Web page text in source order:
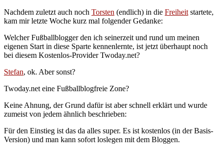
Nachdem zuletzt auch noch Torsten (endlich) in die Freiheit startete,
kam mir letzte Woche kurz mal folgender Gedanke:
Welcher Fußballblogger den ich seinerzeit und rund um meinen
eigenen Start in diese Sparte kennenlernte, ist jetzt überhaupt noch
bei diesem Kostenlos-Provider Twoday.net?
Stefan, ok. Aber sonst?
Twoday.net eine Fußballblogfreie Zone?
Keine Ahnung, der Grund dafür ist aber schnell erklärt und wurde
zumeist von jedem ähnlich beschrieben:
Für den Einstieg ist das da alles super. Es ist kostenlos (in der Basis-
Version) und man kann sofort loslegen mit dem Bloggen.